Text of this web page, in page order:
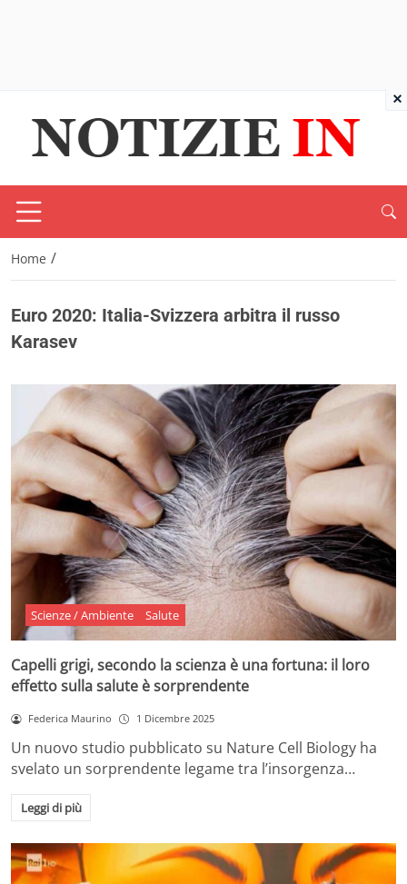
Home /
Euro 2020: Italia-Svizzera arbitra il russo
Karasev
Scienze / Ambiente Salute
Capelli grigi, secondo la scienza è una fortuna: il loro
effetto sulla salute è sorprendente
Federica Maurino 1 Dicembre 2025
Un nuovo studio pubblicato su Nature Cell Biology ha
svelato un sorprendente legame tra l’insorgenza…
Leggi di più
×